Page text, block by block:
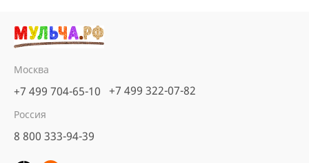
Москва
+7 499 704-65-10 +7 499 322-07-82
Россия
8 800 333-94-39